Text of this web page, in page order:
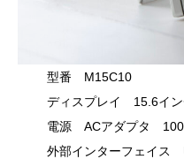
型番 M15C10
ディスプレイ 15.6イン
電源 ACアダプタ
外部インターフェイ